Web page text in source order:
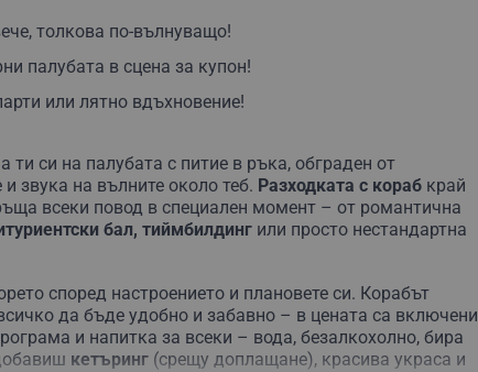
толкова по-вълнуващо!
палубата в сцена за купон!
или лятно вдъхновение!
а ти си на палубата с питие в ръка, обграден от
и звука на вълните около теб. Разходката с кораб край
всеки повод в специален момент – от романтична
бал, тиймбилдинг или просто нестандартна
според настроението и плановете си. Корабът
да бъде удобно и забавно – в цената са включени
и напитка за всеки – вода, безалкохолно, бира
кетъринг (срещу доплащане), красива украса и